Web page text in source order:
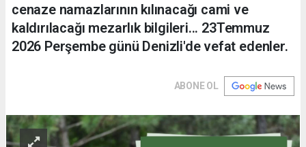
cenaze namazlarının kılınacağı cami ve
kaldırılacağı mezarlık bilgileri... 23Temmuz
2026 Perşembe günü Denizli'de vefat edenler.
ABONE OL